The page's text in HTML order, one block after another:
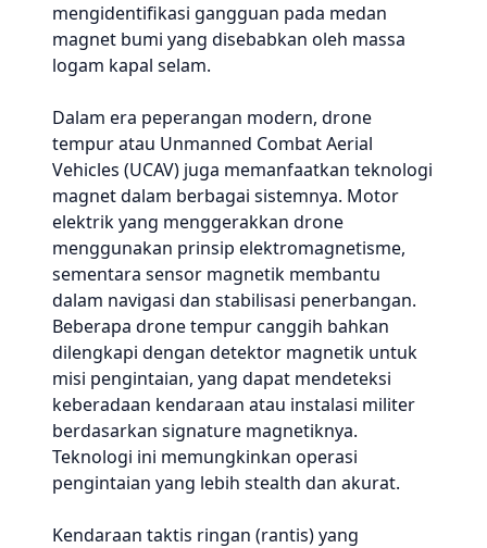
mengidentifikasi gangguan pada medan
magnet bumi yang disebabkan oleh massa
logam kapal selam.
Dalam era peperangan modern, drone
tempur atau Unmanned Combat Aerial
Vehicles (UCAV) juga memanfaatkan teknologi
magnet dalam berbagai sistemnya. Motor
elektrik yang menggerakkan drone
menggunakan prinsip elektromagnetisme,
sementara sensor magnetik membantu
dalam navigasi dan stabilisasi penerbangan.
Beberapa drone tempur canggih bahkan
dilengkapi dengan detektor magnetik untuk
misi pengintaian, yang dapat mendeteksi
keberadaan kendaraan atau instalasi militer
berdasarkan signature magnetiknya.
Teknologi ini memungkinkan operasi
pengintaian yang lebih stealth dan akurat.
Kendaraan taktis ringan (rantis) yang